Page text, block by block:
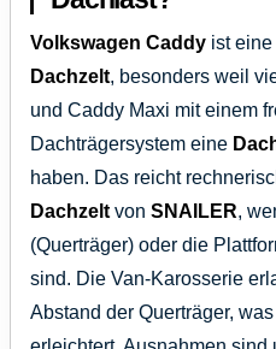
Volkswagen Caddy ist
Dachzelt, besonders weil
und Caddy Maxi mit einem
Dachträgersystem eine
haben. Das reicht
Dachzelt von SNAILER,
(Querträger) oder die
sind. Die Van-Karosserie
Abstand der Querträger,